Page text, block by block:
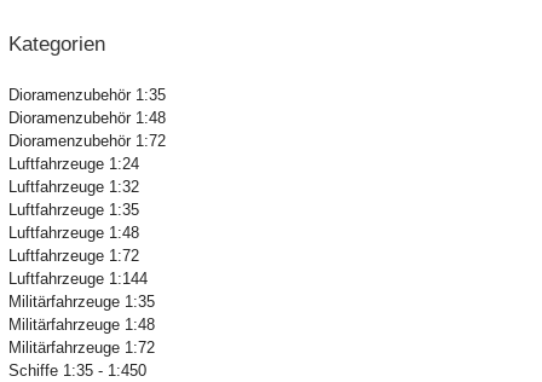
Kategorien
Dioramenzubehör 1:35
Dioramenzubehör 1:48
Dioramenzubehör 1:72
Luftfahrzeuge 1:24
Luftfahrzeuge 1:32
Luftfahrzeuge 1:35
Luftfahrzeuge 1:48
Luftfahrzeuge 1:72
Luftfahrzeuge 1:144
Militärfahrzeuge 1:35
Militärfahrzeuge 1:48
Militärfahrzeuge 1:72
Schiffe 1:35 - 1:450